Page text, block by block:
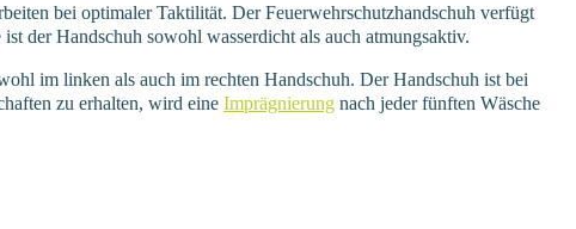
bei optimaler Taktilität. Der Feuerwehrschutzhandschuh verfügt
der Handschuh sowohl wasserdicht als auch atmungsaktiv.
im linken als auch im rechten Handschuh. Der Handschuh ist bei
zu erhalten, wird eine Imprägnierung nach jeder fünften Wäsche